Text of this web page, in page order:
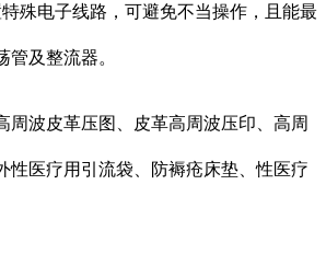
殊电子线路，可避免不当操作，且能最
及整流器。
波皮革压图、皮革高周波压印、高周
医疗用引流袋、防褥疮床垫、性医疗